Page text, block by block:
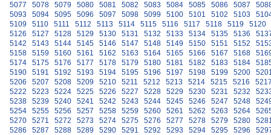
5077
5078 5079 5080 5081 5082 5083 5084 5085 5086 5087
5093
5094 5095 5096 5097 5098 5099 5100 5101 5102 5103
5109
5110 5111 5112 5113 5114 5115 5116 5117 5118 5119
5120
5126
5127 5128 5129 5130 5131 5132 5133 5134 5135 5136
5142
5143 5144 5145 5146 5147 5148 5149 5150 5151 5152
5158
5159 5160 5161 5162 5163 5164 5165 5166 5167 5168
5174
5175 5176 5177 5178 5179 5180 5181 5182 5183 5184
5190
5191 5192 5193 5194 5195 5196 5197 5198 5199 5200
5206
5207 5208 5209 5210 5211 5212 5213 5214 5215 5216
5222
5223 5224 5225 5226 5227 5228 5229 5230 5231 5232
5238
5239 5240 5241 5242 5243 5244 5245 5246 5247 5248
5254
5255 5256 5257 5258 5259 5260 5261 5262 5263 5264
5270
5271 5272 5273 5274 5275 5276 5277 5278 5279 5280
5286
5287 5288 5289 5290 5291 5292 5293 5294 5295 5296